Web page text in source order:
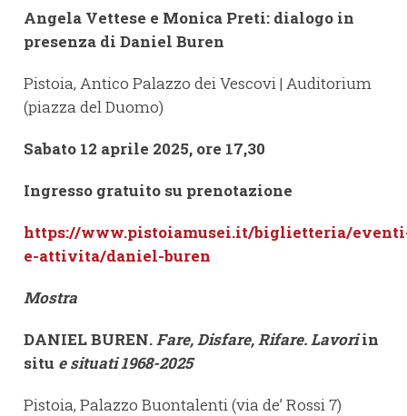
Angela Vettese e Monica Preti: dialogo in
presenza di Daniel Buren
Pistoia, Antico Palazzo dei Vescovi | Auditorium
(piazza del Duomo)
Sabato 12 aprile 2025, ore 17,30
Ingresso gratuito su prenotazione
https://www.pistoiamusei.it/biglietteria/
e-attivita/daniel-buren
Mostra
DANIEL BUREN.Fare, Disfare, Rifare. Lavoriin
situ e situati 1968-2025
Pistoia, Palazzo Buontalenti (via de’ Rossi 7)